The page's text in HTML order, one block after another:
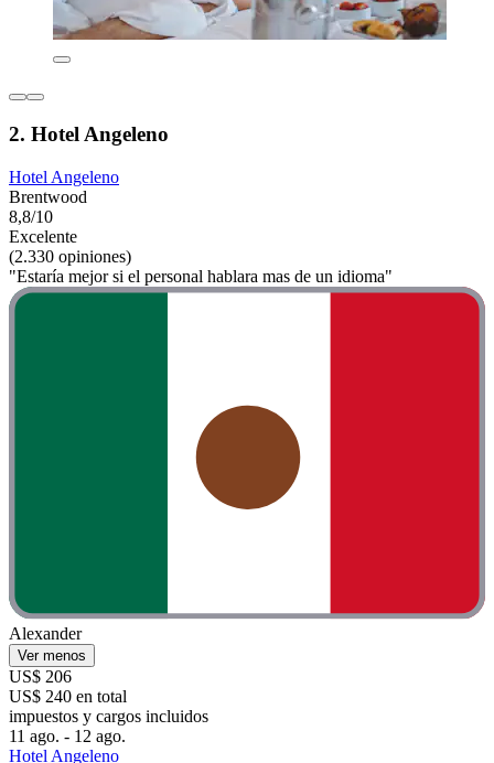
2. Hotel Angeleno
Hotel Angeleno
Brentwood
8,8/10
Excelente
(2.330 opiniones)
"Estaría mejor si el personal hablara mas de un idioma"
Alexander
Ver menos
US$ 206
US$ 240 en total
impuestos y cargos incluidos
11 ago. - 12 ago.
Hotel Angeleno